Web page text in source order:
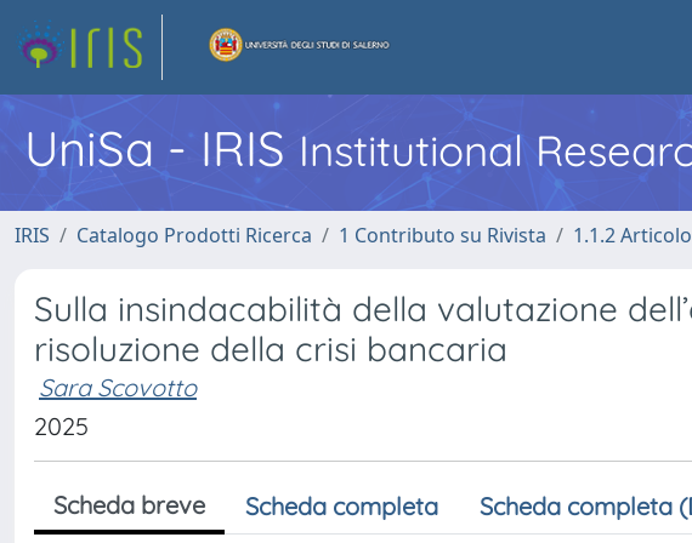
UniSa - IRIS Institutional
IRIS Catalogo Prodotti Ricerca 1 Contributo su Rivista 1.1.2
Sulla insindacabilità della valutazione
risoluzione della crisi bancaria
Sara Scovotto
2025
Scheda breve Scheda completa Scheda completa